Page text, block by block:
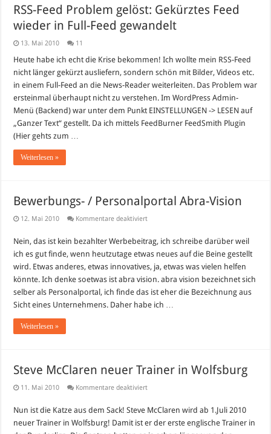
RSS-Feed Problem gelöst: Gekürztes Feed
wieder in Full-Feed gewandelt
13. Mai 2010 11
Heute habe ich echt die Krise bekommen! Ich wollte mein RSS-Feed
nicht länger gekürzt ausliefern, sondern schön mit Bilder, Videos etc.
in einem Full-Feed an die News-Reader weiterleiten. Das Problem war
ersteinmal überhaupt nicht zu verstehen. Im WordPress Admin-
Menü (Backend) war unter dem Punkt EINSTELLUNGEN -> LESEN auf
„Ganzer Text“ gestellt. Da ich mittels FeedBurner FeedSmith Plugin
(Hier gehts zum …
Weiterlesen »
Bewerbungs- / Personalportal Abra-Vision
12. Mai 2010 Kommentare deaktiviertfür
Personalportal
Vision
Nein, das ist kein bezahlter Werbebeitrag, ich schreibe darüber weil
ich es gut finde, wenn heutzutage etwas neues auf die Beine gestellt
wird. Etwas anderes, etwas innovatives, ja, etwas was vielen helfen
könnte. Ich denke soetwas ist abra vision. abra vision bezeichnet sich
selber als Personalportal, ich finde das ist eher die Bezeichnung aus
Sicht eines Unternehmens. Daher habe ich …
Weiterlesen »
Steve McClaren neuer Trainer in Wolfsburg
11. Mai 2010 Kommentare deaktiviertfür
neuer
Trainer
in
Nun ist die Katze aus dem Sack! Steve McClaren wird ab 1.Juli 2010
neuer Trainer in Wolfsburg! Damit ist er der erste englische Trainer in